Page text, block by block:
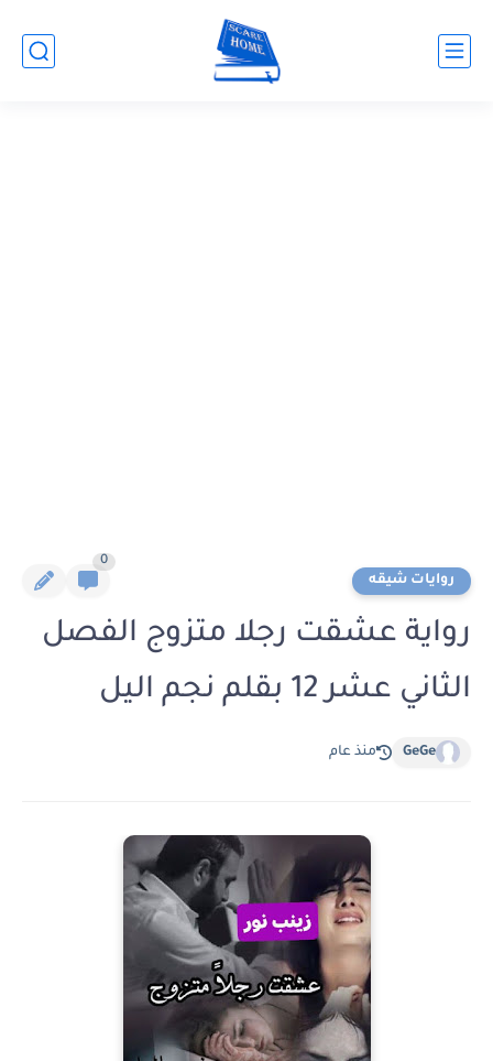
روايات شيقه
0
رواية عشقت رجلا متزوج الفصل
الثاني عشر 12 بقلم نجم اليل
GeGe منذ عام